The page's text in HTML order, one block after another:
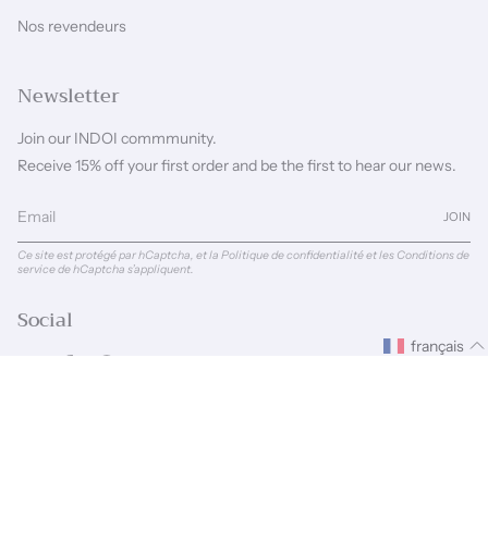
Nos revendeurs
Newsletter
Join our INDOI commmunity.
Receive 15% off your first order and be the first to hear our news.
JOIN
Ce site est protégé par hCaptcha, et la Politique de confidentialitéet les Conditions de
servicede hCaptcha s’appliquent.
Social
InstagramFacebook
français